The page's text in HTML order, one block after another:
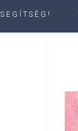
SEGÍTSÉG!